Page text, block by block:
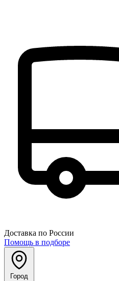
Доставка по России
Помощь в подборе
Город